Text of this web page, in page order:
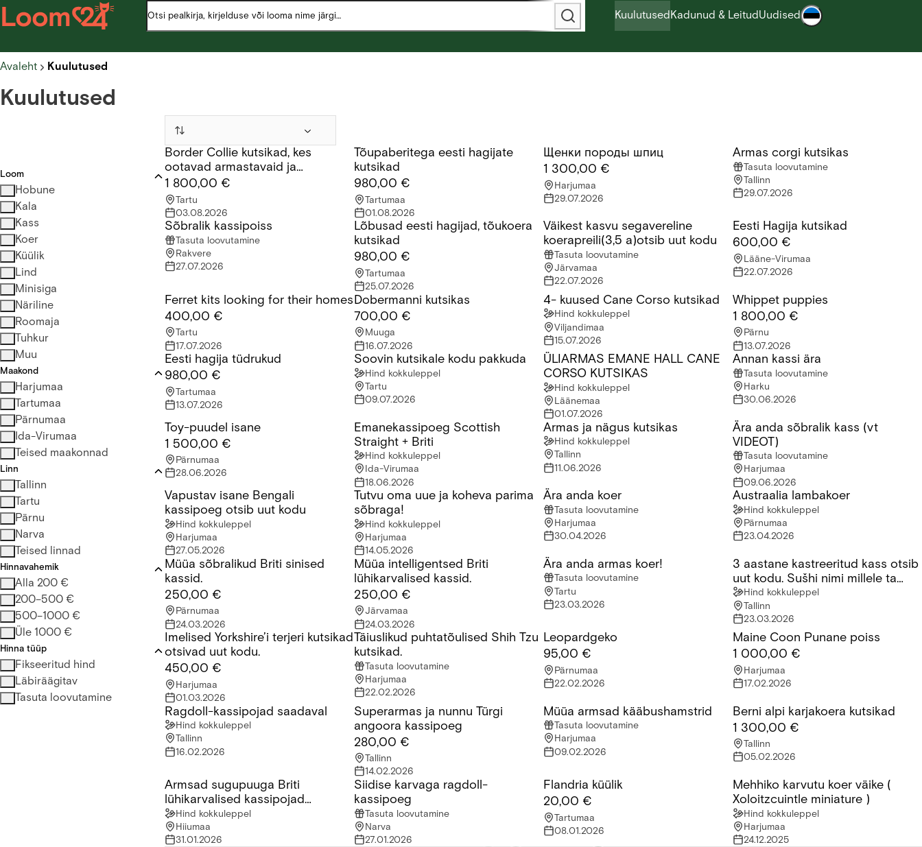
KuulutusedKadunud & LeitudUudised
Avaleht Kuulutused
Kuulutused
Loom
Hobune
Kala
Kass
Koer
Küülik
Lind
Minisiga
Näriline
Roomaja
Tuhkur
Muu
Maakond
Harjumaa
Tartumaa
Pärnumaa
Ida-Virumaa
Teised maakonnad
Linn
Tallinn
Tartu
Pärnu
Narva
Teised linnad
Hinnavahemik
Alla 200 €
200–500 €
500–1000 €
Üle 1000 €
Hinna tüüp
Fikseeritud hind
Läbiräägitav
Tasuta loovutamine
Border Collie kutsikad, kes ootavad armastavaid ja vastutustundlikke peresid.
Border Collie kutsikad, kes
ootavad armastavaid ja
vastutustundlikke peresid.
1 800,00 €
Tartu
03.08.2026
Tõupaberitega eesti hagijate kutsikad
Tõupaberitega eesti hagijate
kutsikad
980,00 €
Tartumaa
01.08.2026
Щенки породы шпиц
Щенки породы шпиц
1 300,00 €
Harjumaa
29.07.2026
Armas corgi kutsikas
Armas corgi kutsikas
Tasuta loovutamine
Tallinn
29.07.2026
Sõbralik kassipoiss
Sõbralik kassipoiss
Tasuta loovutamine
Rakvere
27.07.2026
Lõbusad eesti hagijad, tõukoera kutsikad
Lõbusad eesti hagijad, tõukoera
kutsikad
980,00 €
Tartumaa
25.07.2026
Väikest kasvu segavereline koerapreili(3,5 a)otsib uut kodu
Väikest kasvu segavereline
koerapreili(3,5 a)otsib uut kodu
Tasuta loovutamine
Järvamaa
22.07.2026
Eesti Hagija kutsikad
Eesti Hagija kutsikad
600,00 €
Lääne-Virumaa
22.07.2026
Ferret kits looking for their homes
Ferret kits looking for their homes
400,00 €
Tartu
17.07.2026
Dobermanni kutsikas
Dobermanni kutsikas
700,00 €
Muuga
16.07.2026
4- kuused Cane Corso kutsikad
4- kuused Cane Corso kutsikad
Hind kokkuleppel
Viljandimaa
15.07.2026
Whippet puppies
Whippet puppies
1 800,00 €
Pärnu
13.07.2026
Eesti hagija tüdrukud
Eesti hagija tüdrukud
980,00 €
Tartumaa
13.07.2026
Soovin kutsikale kodu pakkuda
Soovin kutsikale kodu pakkuda
Hind kokkuleppel
Tartu
09.07.2026
ÜLIARMAS EMANE HALL CANE CORSO KUTSIKAS
ÜLIARMAS EMANE HALL CANE
CORSO KUTSIKAS
Hind kokkuleppel
Läänemaa
01.07.2026
Annan kassi ära
Annan kassi ära
Tasuta loovutamine
Harku
30.06.2026
Toy-puudel isane
Toy-puudel isane
1 500,00 €
Pärnumaa
28.06.2026
Emanekassipoeg Scottish Straight + Briti
Emanekassipoeg Scottish
Straight + Briti
Hind kokkuleppel
Ida-Virumaa
18.06.2026
Armas ja nägus kutsikas
Armas ja nägus kutsikas
Hind kokkuleppel
Tallinn
11.06.2026
Ära anda sõbralik kass (vt VIDEOT)
Ära anda sõbralik kass (vt
VIDEOT)
Tasuta loovutamine
Harjumaa
09.06.2026
Vapustav isane Bengali kassipoeg otsib uut kodu
Vapustav isane Bengali
kassipoeg otsib uut kodu
Hind kokkuleppel
Harjumaa
27.05.2026
Tutvu oma uue ja koheva parima sõbraga!
Tutvu oma uue ja koheva parima
sõbraga!
Hind kokkuleppel
Harjumaa
14.05.2026
Ära anda koer
Ära anda koer
Tasuta loovutamine
Harjumaa
30.04.2026
Austraalia lambakoer
Austraalia lambakoer
Hind kokkuleppel
Pärnumaa
23.04.2026
Müüa sõbralikud Briti sinised kassid.
Müüa sõbralikud Briti sinised
kassid.
250,00 €
Pärnumaa
24.03.2026
Müüa intelligentsed Briti lühikarvalised kassid.
Müüa intelligentsed Briti
lühikarvalised kassid.
250,00 €
Järvamaa
24.03.2026
Ära anda armas koer!
Ära anda armas koer!
Tasuta loovutamine
Tartu
23.03.2026
3 aastane kastreeritud kass otsib uut
3 aastane kastreeritud kass otsib
uut kodu. Sušhi nimi millele ta
reageerib
Hind kokkuleppel
Tallinn
23.03.2026
Imelised Yorkshire’i terjeri kutsikad otsivad uut kodu.
Imelised Yorkshire’i terjeri kutsikad
otsivad uut kodu.
450,00 €
Harjumaa
01.03.2026
Täiuslikud puhtatõulised Shih Tzu kutsikad.
Täiuslikud puhtatõulised Shih Tzu
kutsikad.
Tasuta loovutamine
Harjumaa
22.02.2026
Leopardgeko
Leopardgeko
95,00 €
Pärnumaa
22.02.2026
Maine Coon Punane poiss
Maine Coon Punane poiss
1 000,00 €
Harjumaa
17.02.2026
Ragdoll-kassipojad saadaval
Ragdoll-kassipojad saadaval
Hind kokkuleppel
Tallinn
16.02.2026
Superarmas ja nunnu Türgi angoora kassipoeg
Superarmas ja nunnu Türgi
angoora kassipoeg
280,00 €
Tallinn
14.02.2026
​Müüa armsad kääbushamstrid
​Müüa armsad kääbushamstrid
Tasuta loovutamine
Harjumaa
09.02.2026
Berni alpi karjakoera kutsikad
Berni alpi karjakoera kutsikad
1 300,00 €
Tallinn
05.02.2026
Armsad sugupuuga Briti lühikarvalised kassipojad saadaval!
Armsad sugupuuga Briti
lühikarvalised kassipojad
saadaval!
Hind kokkuleppel
Hiiumaa
31.01.2026
Siidise karvaga ragdoll-kassipoeg
Siidise karvaga ragdoll-
kassipoeg
Tasuta loovutamine
Narva
27.01.2026
Flandria küülik
Flandria küülik
20,00 €
Tartumaa
08.01.2026
Mehhiko karvutu koer väike (
Mehhiko karvutu koer väike (
Xoloitzcuintle miniature )
Hind kokkuleppel
Harjumaa
24.12.2025